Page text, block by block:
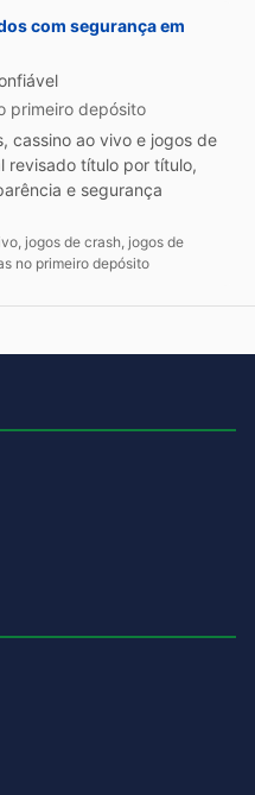
com segurança em
primeiro depósito
cassino ao vivo e jogos de
revisado título por título,
e segurança
jogos de crash, jogos de
no primeiro depósito